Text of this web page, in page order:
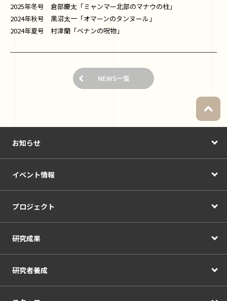
2025年冬号 倉部慶太「ミャンマー北部のマナウの柱」
2024年秋号 黒沼太一「オマーンのタンヌール」
2024年夏号 村津蘭「ベナンの呪物」
NEWS一覧
お知らせ
イベント情報
プロジェクト
研究成果
研究者養成